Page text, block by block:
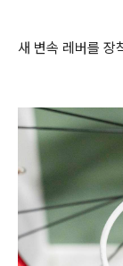
새 변속 레버를 장